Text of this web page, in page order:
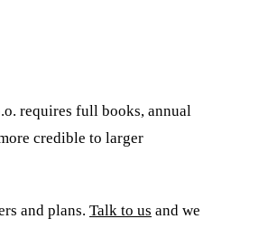
requires full books, annual
credible to larger
and plans. Talk to us and we